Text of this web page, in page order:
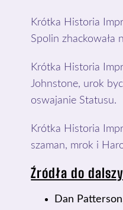
Krótka Historia
Spolin zhackowała
Krótka Historia
Johnstone, urok
oswajanie Statusu.
Krótka Historia
szaman, mrok i
Źródła do
Dan